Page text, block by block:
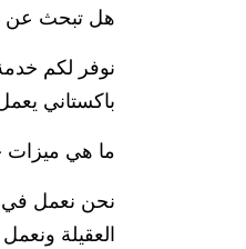
هل تبحث عن
نوفر لكم
باكستاني
ما هي ميزات
نحن نعمل في
العقيلة ونعمل على مدار 24